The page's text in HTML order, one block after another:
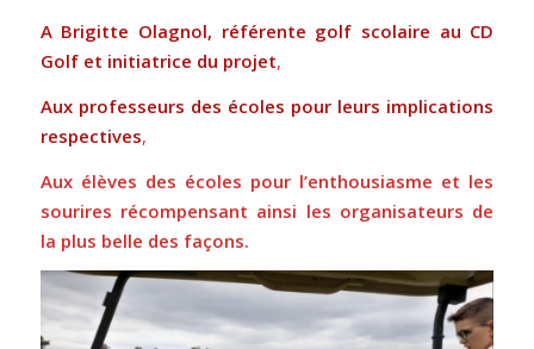
A Brigitte Olagnol, référente golf scolaire au CD
Golf et initiatrice du projet,
Aux professeurs des écoles pour leurs implications
respectives,
Aux élèves des écoles pour l’enthousiasme et les
sourires récompensant ainsi les organisateurs de
la plus belle des façons.